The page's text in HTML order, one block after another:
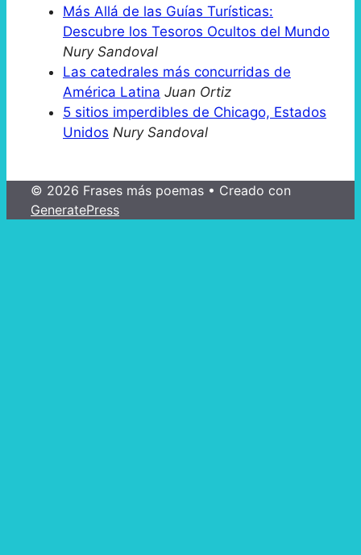
Más Allá de las Guías Turísticas:
Descubre los Tesoros Ocultos del Mundo
Nury Sandoval
Las catedrales más concurridas de
América Latina Juan Ortiz
5 sitios imperdibles de Chicago, Estados
Unidos Nury Sandoval
© 2026 Frases más poemas • Creado con
GeneratePress